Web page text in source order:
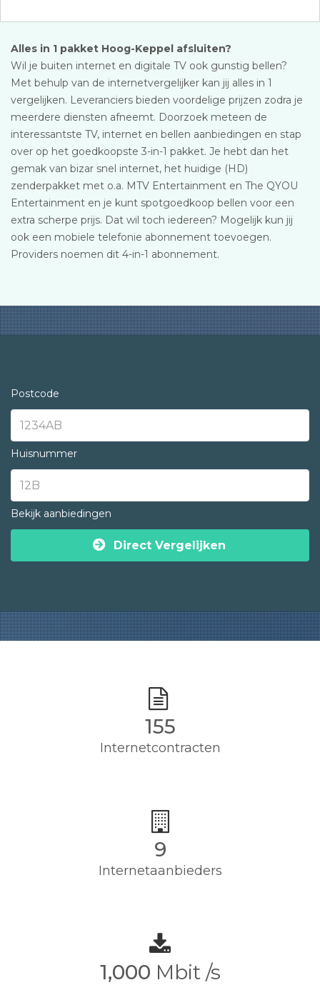
Alles in 1 pakket Hoog-Keppel afsluiten?
Wil je buiten internet en digitale TV ook gunstig bellen?
Met behulp van de internetvergelijker kan jij alles in 1
vergelijken. Leveranciers bieden voordelige prijzen zodra je
meerdere diensten afneemt. Doorzoek meteen de
interessantste TV, internet en bellen aanbiedingen en stap
over op het goedkoopste 3-in-1 pakket. Je hebt dan het
gemak van bizar snel internet, het huidige (HD)
zenderpakket met o.a. MTV Entertainment en The QYOU
Entertainment en je kunt spotgoedkoop bellen voor een
extra scherpe prijs. Dat wil toch iedereen? Mogelijk kun jij
ook een mobiele telefonie abonnement toevoegen.
Providers noemen dit 4-in-1 abonnement.
Postcode
Huisnummer
Bekijk aanbiedingen
Direct Vergelijken
155
Internetcontracten
9
Internetaanbieders
1,000 Mbit /s